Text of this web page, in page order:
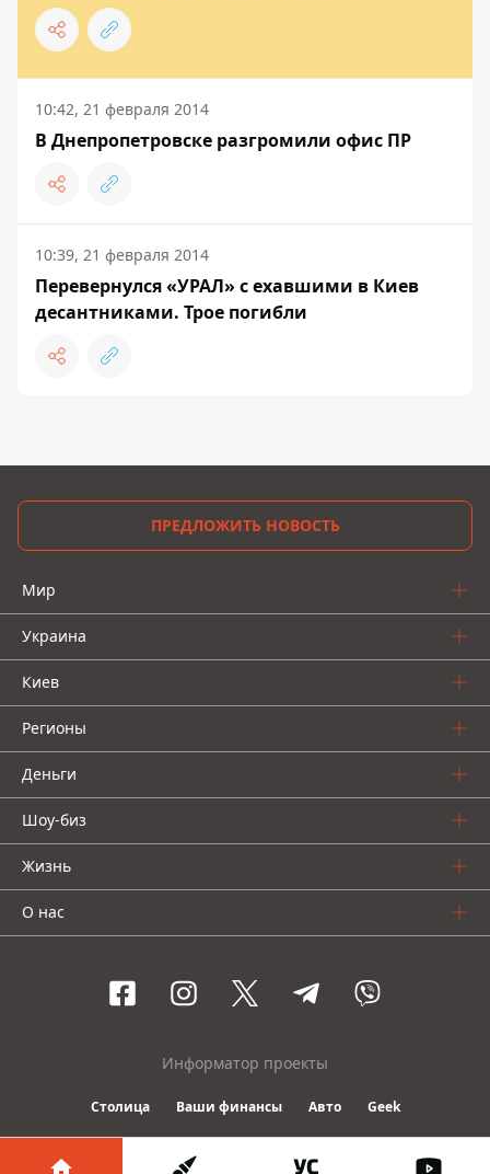
10:42, 21 февраля 2014
В Днепропетровске разгромили офис ПР
10:39, 21 февраля 2014
Перевернулся «УРАЛ» с ехавшими в Киев
десантниками. Трое погибли
ПРЕДЛОЖИТЬ НОВОСТЬ
Мир
Украина
Киев
Регионы
Деньги
Шоу-биз
Жизнь
О нас
Информатор проекты
Столица Ваши финансы Авто Geek
© 2016-2026 Informator